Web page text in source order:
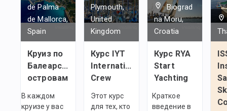
de Palma
de Mallorca,
Spain
Круиз по
Балеарским
островам
В каждом
круизе у вас
Plymouth,
United
Kingdom
Курс IYT
International
Crew
Этот курс
для тех, кто
Biograd
na Moru,
Croatia
Курс RYA
Start
Yachting
Краткое
введение в